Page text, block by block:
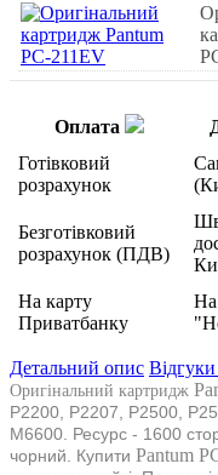
Оплата
Готівковий
розрахунок
Безготівковий
розрахунок (ПДВ)
На карту
Приватбанку
На
Детальний опис
Оригінальний картридж
P2200, P2207, P2500,
M6600 . Ресурс - 1600
чорний. Купити Pantum